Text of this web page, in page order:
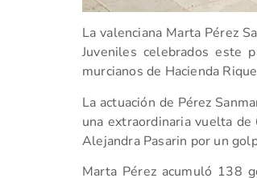
La valenciana Marta Pérez
Juveniles celebrados este
murcianos de Hacienda
La actuación de Pérez
una extraordinaria vuelta
Alejandra Pasarin por un
Marta Pérez acumuló 138